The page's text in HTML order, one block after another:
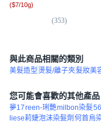
($7/10g)
(353)
與此商品相關的類別
美髮造型燙髮/離子夾髮妝美
您可能會喜歡的其他產品
夢17reen-琍艷milbon染髮
liese莉婕泡沫染髮劑 何首烏